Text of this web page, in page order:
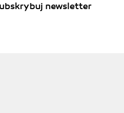
nieokreślonej: undef (51)
(52)
skalarnych tekstów (54)
(57)
newsletter